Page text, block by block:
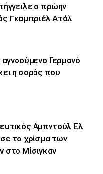
ο πρώην
Γκαμπριέλ Ατάλ
Γερμανό
η σορός που
Αμπντούλ Ελ
το χρίσμα των
στο Μίσιγκαν